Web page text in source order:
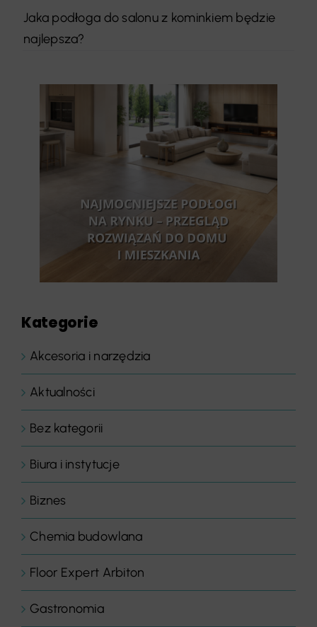
Jaka podłoga do salonu z kominkiem będzie
najlepsza?
Kategorie
Akcesoria i narzędzia
Aktualności
Bez kategorii
Biura i instytucje
Biznes
Chemia budowlana
Floor Expert Arbiton
Gastronomia